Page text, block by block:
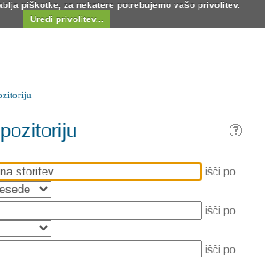
piškotke, za nekatere potrebujemo vašo privolitev.
Uredi privolitev...
išči po
išči po
išči po